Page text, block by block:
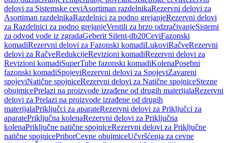
delovi za Sistemske ceviAsortiman razdelnikaRezervni delovi za
Asortiman razdelnikaRazdelnici za podno grejanjeRezervni delovi
za Razdelnici za podno grejanjeVentili za brzo odzračivanjeSistemi
za odvod vode iz zgradaGeberit Silent-db20CeviFazonski
komadiRezervni delovi za Fazonski komadiLukoviRačveRezervni
delovi za RačveRedukcijeRevizioni komadiRezervni delovi za
Revizioni komadiSuperTube fazonski komadiKolenaPosebni
fazonski komadiSpojeviRezervni delovi za SpojeviZavareni
spojeviNatične spojniceRezervni delovi za Natične spojniceStezne
obujmicePrelazi na proizvode izrađene od drugih materijalaRezervni
delovi za Prelazi na proizvode izrađene od drugih
materijalaPriključci za aparateRezervni delovi za Priključci za
aparatePriključna kolenaRezervni delovi za Priključna
kolenaPriključne natične spojniceRezervni delovi za Priključne
natične spojnicePriborCevne obujmiceUčvršćenja za cevne